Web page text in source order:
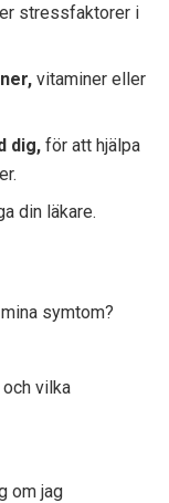
stressfaktorer i
vitaminer eller
dig, för att hjälpa
din läkare.
symtom?
vilka
om jag